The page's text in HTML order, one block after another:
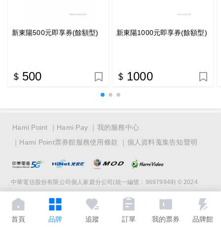
首頁 品牌 追蹤 訂單 我的票券 品牌館
新東陽500元即享券(餘額型)
500
新東陽1000元即享券(餘額型)
1000
Hami Point Hami Pay
我的服務中心
Hami Point票券館服務使用條款
個人資料蒐集告知聲明
中華電信股份有限公司個人家庭分公司(統一編號：96979949) © 2024